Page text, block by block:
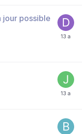
jour possible